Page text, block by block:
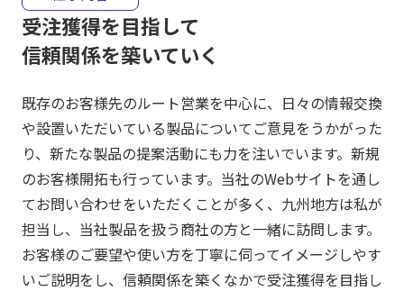
受注獲得を目指して
信頼関係を築いていく
既存のお客様先のルート営業を中心に、日々の情報交換
や設置いただいている製品についてご意見をうかがった
り、新たな製品の提案活動にも力を注いでいます。新規
のお客様開拓も行っています。当社のWebサイトを通し
てお問い合わせをいただくことが多く、九州地方は私が
担当し、当社製品を扱う商社の方と一緒に訪問します。
お客様のご要望や使い方を丁寧に伺ってイメージしやす
いご説明をし、信頼関係を築くなかで受注獲得を目指し